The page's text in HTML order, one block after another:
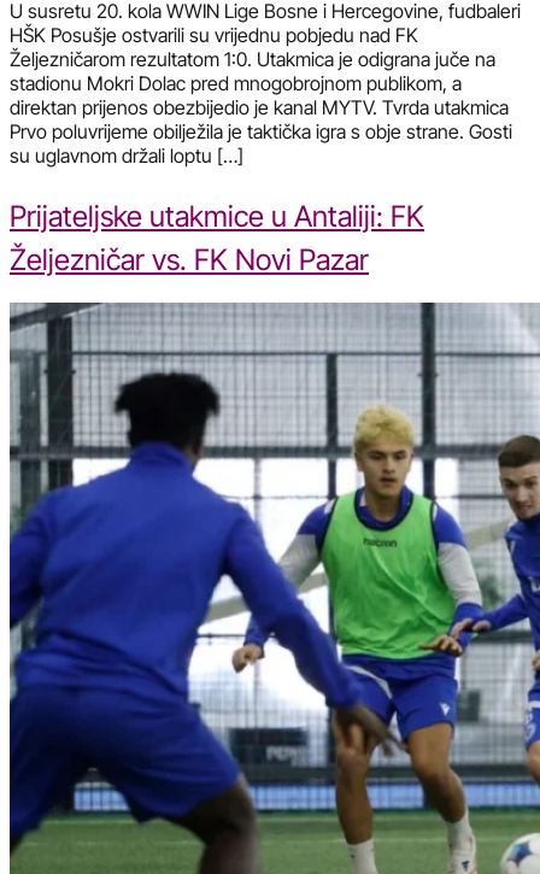
U susretu 20. kola WWIN Lige Bosne i Hercegovine, fudbaleri
HŠK Posušje ostvarili su vrijednu pobjedu nad FK
Željezničarom rezultatom 1:0. Utakmica je odigrana juče na
stadionu Mokri Dolac pred mnogobrojnom publikom, a
direktan prijenos obezbijedio je kanal MYTV. Tvrda utakmica
Prvo poluvrijeme obilježila je taktička igra s obje strane. Gosti
su uglavnom držali loptu […]
Prijateljske utakmice u Antaliji: FK
Željezničar vs. FK Novi Pazar